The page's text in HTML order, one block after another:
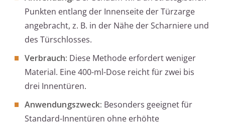
Punkten entlang der Innenseite der Türzarge
angebracht, z. B. in der Nähe der Scharniere und
des Türschlosses.
Verbrauch: Diese Methode erfordert weniger
Material. Eine 400-ml-Dose reicht für zwei bis
drei Innentüren.
Anwendungszweck: Besonders geeignet für
Standard-Innentüren ohne erhöhte